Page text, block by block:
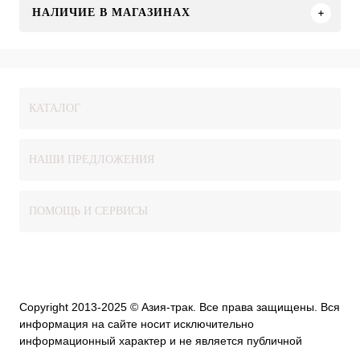
НАЛИЧИЕ В МАГАЗИНАХ
КАТАЛОГ
НАШИ ПРЕДЛОЖЕНИЯ
ПОМОЩЬ И СЕРВИСЫ
Copyright 2013-2025 © Азия-трак. Все права защищены. Вся
информация на сайте носит исключительно
информационный характер и не является публичной